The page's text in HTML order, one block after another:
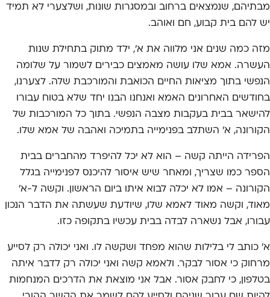
מבתיהם, שנמצאים ברחוב ובמסגרות שונות, ושלצערי לא תמיד
יש להם בית קבוע, חם ואוהב.
מזה כמה שנים אני מלווה את א', ילד מתוק בתחילת שנות
העשרה. אמא שלו עושה מאמצים כבירים לשמור על שלומה
הנפשי בתוך מציאות החיים הכואבת והמורכבת שלה. לצערנו,
בחודשים האחרונים האמא ואנחנו הבנו יחד שלא בטוח עבורו
להישאר בבית בעקבות מצבה הנפשי. בתוך כל המורכבות של
הקורונה, א' השתלב בפנימייה בתמיכה ואהבה של אמא שלו.
הפרידה הייתה קשה – הוא לא יכל להיפרד מהחברים בבית
הספר כמו שצריך, ומאחר שיש איסור להיכנס לפנימייה בגלל
הקורונה – אמו לא יכלה לבוא איתו ביום הראשון. וקשה ל-א'
מאוד, וקשה מאוד לאמא שלו, שיודעת שעשתה את הדבר הנכון
עבורו, אבל נשארה לבדה בבית עכשיו בתקופה כזו.
א' כותב לי בלילות שהוא מפחד ושקשה לו. ואני יכולה רק לסייע
מרחוק כי אסור לבקר. ולאמא קשה ואני יכולה רק לדבר איתה
בטלפון, כי לחבק אסור. אבל אני מוצאת את הדרכים המנחמות